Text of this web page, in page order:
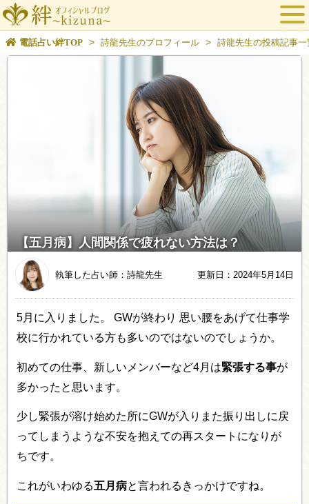
電話占い絆TOP > 詩龍先生のプロフィール > 詩龍先生の投稿記事一
【五月病】人間関係で疲れない方法は？
執筆した占い師：詩龍先生 更新日：2024年5月14日
5月に入りました。 GWが終わり 思い腰をあげて仕事学
校に行かれている方も多いのではないのでしょうか。
初めての仕事、新しいメンバーなど4月は緊張する事が
多かったと思います。
少し緊張が溶け始めた所にGWが入りまた振り出しに戻
ってしまうような不安を抱えての再スタートになりが
ちです。
これがいわゆる五月病と言われるきっかけですね。